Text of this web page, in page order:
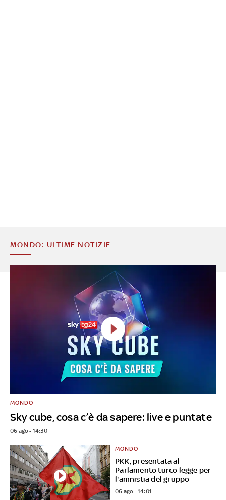
MONDO: ULTIME NOTIZIE
Sky cube, cosa c’è da sapere: live e puntate
MONDO
06 ago - 14:30
PKK, presentata al
Parlamento turco legge per
l'amnistia del gruppo
MONDO
06 ago - 14:01